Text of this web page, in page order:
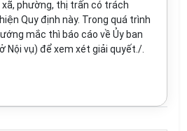
xã, phường, thị trấn có trách
Quy định này. Trong quá trình
mắc thì báo cáo về Ủy ban
Nội vụ) để xem xét giải quyết./.